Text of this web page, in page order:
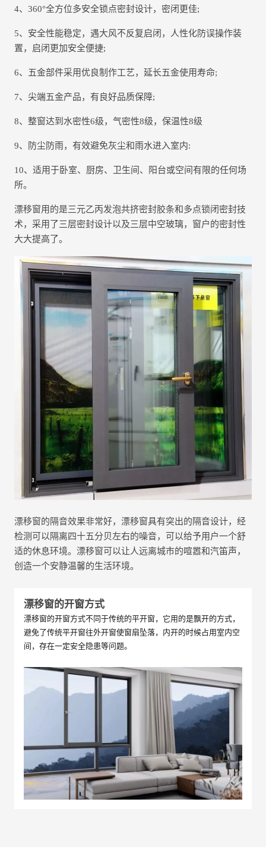
4、360°全方位多安全锁点密封设计，密闭更佳;
5、安全性能稳定，遇大风不反复启闭，人性化防误操作装
置，启闭更加安全便捷;
6、五金部件采用优良制作工艺，延长五金使用寿命;
7、尖端五金产品，有良好品质保障;
8、整窗达到水密性6级，气密性8级，保温性8级
9、防尘防雨，有效避免灰尘和雨水进入室内:
10、适用于卧室、厨房、卫生间、阳台或空间有限的任何场
所。
漂移窗用的是三元乙丙发泡共挤密封胶条和多点锁闭密封技
术，采用了三层密封设计以及三层中空玻璃，窗户的密封性
大大提高了。
漂移窗的隔音效果非常好，漂移窗具有突出的隔音设计，经
检测可以隔离四十五分贝左右的噪音，可以给予用户一个舒
适的休息环境。漂移窗可以让人远离城市的喧嚣和汽笛声，
创造一个安静温馨的生活环境。
漂移窗的开窗方式
漂移窗的开窗方式不同于传统的平开窗，它用的是飘开的方式，
避免了传统平开窗往外开窗使窗扇坠落，内开的时候占用室内空
间，存在一定安全隐患等问题。